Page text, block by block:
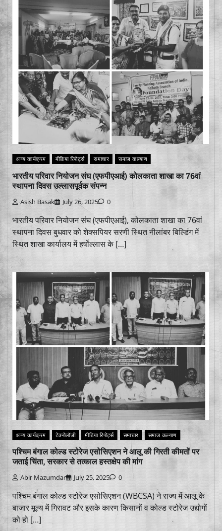
अन्य कार्यक्रम मीडिया रिपोर्ट्स समाचार समाज कल्याण
भारतीय परिवार नियोजन संघ (एफपीएआई) कोलकाता शाखा का 76वां
स्थापना दिवस उल्लासपूर्वक संपन्न
Asish Basak July 26, 2025 0
भारतीय परिवार नियोजन संघ (एफपीएआई), कोलकाता शाखा का 76वां
स्थापना दिवस बुधवार को शेक्सपियर सरणी स्थित नीलांबर बिल्डिंग में
स्थित शाखा कार्यालय में हर्षोल्लास के […]
अन्य कार्यक्रम टेक्नोलॉजी मीडिया रिपोर्ट्स समाचार समाज कल्याण
पश्चिम बंगाल कोल्ड स्टोरेज एसोसिएशन ने आलू की गिरती कीमतों पर
जताई चिंता, सरकार से तत्काल हस्तक्षेप की मांग
Abir Mazumdar July 25, 2025 0
पश्चिम बंगाल कोल्ड स्टोरेज एसोसिएशन (WBCSA) ने राज्य में आलू के
बाजार मूल्य में गिरावट और इसके कारण किसानों व कोल्ड स्टोरेज उद्योगों
को हो […]